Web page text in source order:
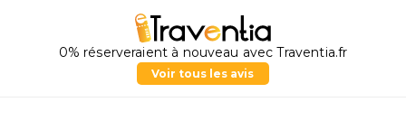
0% réserveraient à nouveau avec Traventia.fr
Voir tous les avis